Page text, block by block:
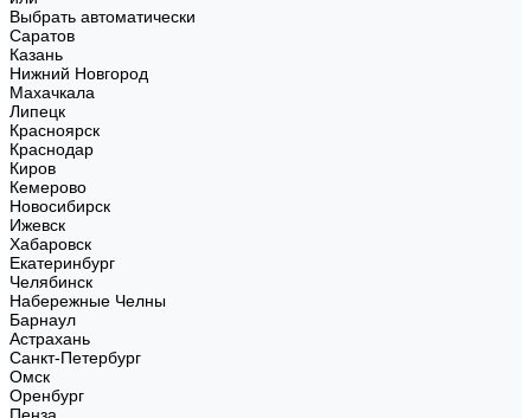
Выбрать автоматически
Саратов
Казань
Нижний Новгород
Махачкала
Липецк
Красноярск
Краснодар
Киров
Кемерово
Новосибирск
Ижевск
Хабаровск
Екатеринбург
Челябинск
Набережные Челны
Барнаул
Астрахань
Санкт-Петербург
Омск
Оренбург